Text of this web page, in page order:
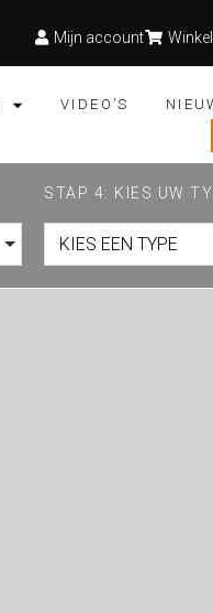
Mijn account
VIDEO’S
STAP 4: KIES UW
KIES EEN TYPE